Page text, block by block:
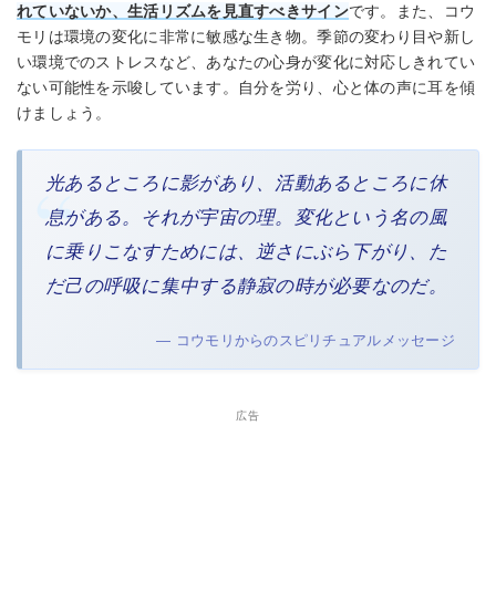
れていないか、生活リズムを見直すべきサインです。また、コウ
モリは環境の変化に非常に敏感な生き物。季節の変わり目や新し
い環境でのストレスなど、あなたの心身が変化に対応しきれてい
ない可能性を示唆しています。自分を労り、心と体の声に耳を傾
けましょう。
光あるところに影があり、活動あるところに休
息がある。それが宇宙の理。変化という名の風
に乗りこなすためには、逆さにぶら下がり、た
だ己の呼吸に集中する静寂の時が必要なのだ。
— コウモリからのスピリチュアルメッセージ
広告